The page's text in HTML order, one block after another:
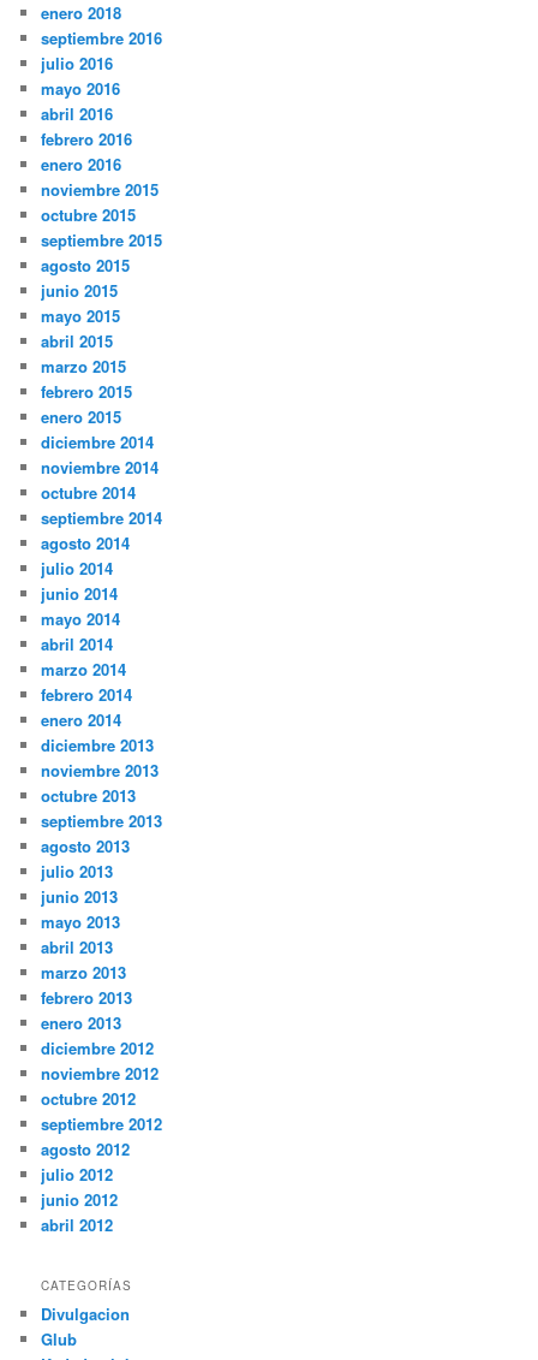
enero 2018
septiembre 2016
julio 2016
mayo 2016
abril 2016
febrero 2016
enero 2016
noviembre 2015
octubre 2015
septiembre 2015
agosto 2015
junio 2015
mayo 2015
abril 2015
marzo 2015
febrero 2015
enero 2015
diciembre 2014
noviembre 2014
octubre 2014
septiembre 2014
agosto 2014
julio 2014
junio 2014
mayo 2014
abril 2014
marzo 2014
febrero 2014
enero 2014
diciembre 2013
noviembre 2013
octubre 2013
septiembre 2013
agosto 2013
julio 2013
junio 2013
mayo 2013
abril 2013
marzo 2013
febrero 2013
enero 2013
diciembre 2012
noviembre 2012
octubre 2012
septiembre 2012
agosto 2012
julio 2012
junio 2012
abril 2012
CATEGORÍAS
Divulgacion
Glub